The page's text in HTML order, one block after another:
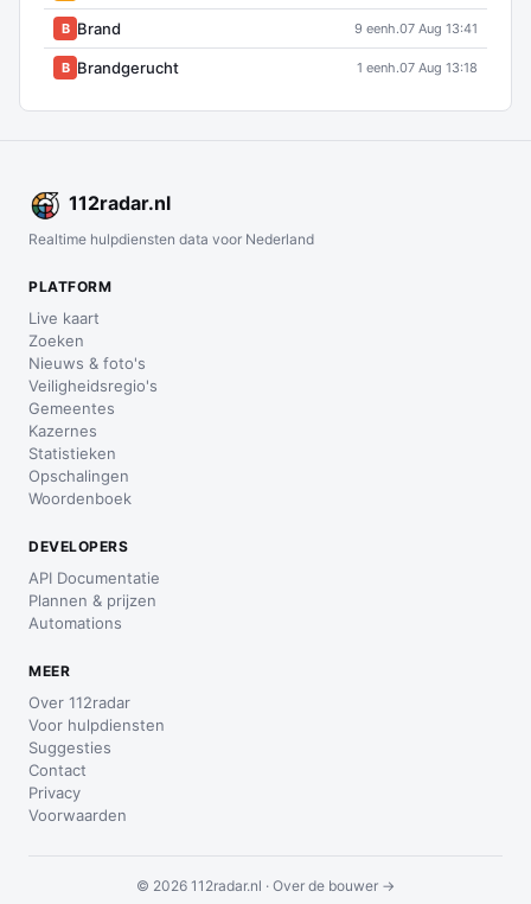
B Brand 9 eenh.07 Aug 13:41
B Brandgerucht 1 eenh.07 Aug 13:18
112radar.nl
Realtime hulpdiensten data voor Nederland
PLATFORM
Live kaart
Zoeken
Nieuws & foto's
Veiligheidsregio's
Gemeentes
Kazernes
Statistieken
Opschalingen
Woordenboek
DEVELOPERS
API Documentatie
Plannen & prijzen
Automations
MEER
Over 112radar
Voor hulpdiensten
Suggesties
Contact
Privacy
Voorwaarden
© 2026 112radar.nl · Over de bouwer →